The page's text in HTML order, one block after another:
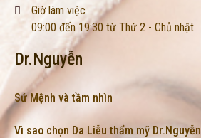
Giờ làm việc
09:00 đến 19:30 từ Thứ 2 - Chủ nhật
Dr.Nguyễn
Sứ Mệnh và tầm nhìn
Vì sao chọn Da Liễu thẩm mỹ Dr.Nguyễn